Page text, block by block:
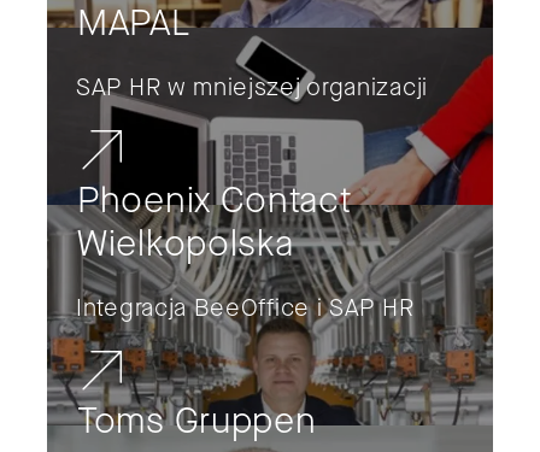
MAPAL
SAP HR w mniejszej organizacji
Phoenix Contact
Wielkopolska
Integracja BeeOffice i SAP HR
Toms Gruppen